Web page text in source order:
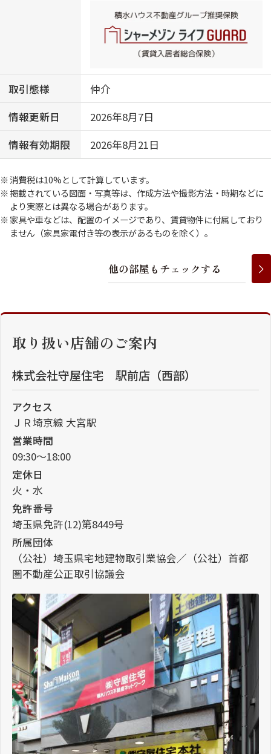
取引態様
仲介
情報更新日
2026年8月7日
情報有効期限
2026年8月21日
消費税は10%として計算しています。
掲載されている図面・写真等は、作成方法や撮影方法・時期などに
より実際とは異なる場合があります。
家具や車などは、配置のイメージであり、賃貸物件に付属しており
ません（家具家電付き等の表示があるものを除く）。
他の部屋 も チェ ッ クする
取り扱い店舗のご案内
株式会社守屋住宅 駅前店（西部）
アクセス
ＪＲ埼京線 大宮駅
営業時間
09:30～18:00
定休日
火・水
免許番号
埼玉県免許(12)第8449号
所属団体
（公社）埼玉県宅地建物取引業協会／（公社）首都
圏不動産公正取引協議会